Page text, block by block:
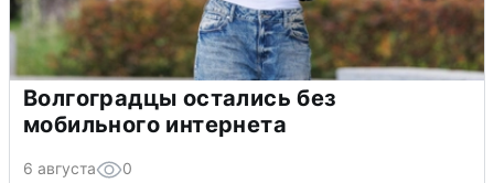
Волгоградцы остались без
мобильного интернета
6 августа 0